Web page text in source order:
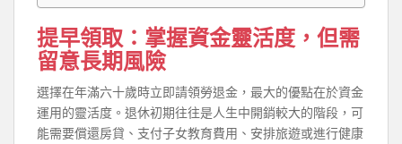
提早領取：掌握資金靈活度，但需
留意長期風險
選擇在年滿六十歲時立即請領勞退金，最大的優點在於資金
運用的靈活度。退休初期往往是人生中開銷較大的階段，可
能需要償還房貸、支付子女教育費用、安排旅遊或進行健康